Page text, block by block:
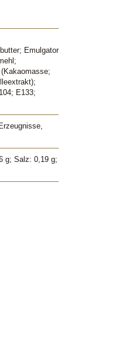
Emulgator
E133;
g; Salz: 0,19 g;